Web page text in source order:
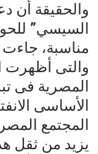
والحقيقة أن
السيسي”
مناسبة،
والتى أظهرت
المصرية فى
الأساسى
المجتمع
يزيد من ثقل